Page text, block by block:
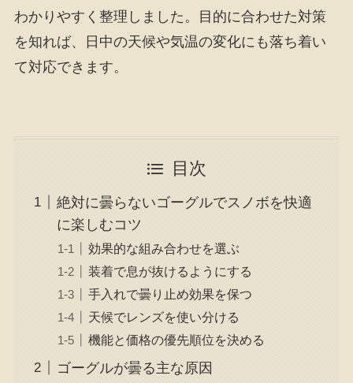
わかりやすく整理しました。目的に合わせた対策
を知れば、日中の天候や気温の変化にも落ち着い
て対応できます。
目次
絶対に曇らないゴーグルでスノボを快適
に楽しむコツ
効果的な組み合わせを選ぶ
装着で息が抜けるようにする
手入れで曇り止め効果を保つ
天候でレンズを使い分ける
機能と価格の優先順位を決める
ゴーグルが曇る主な原因